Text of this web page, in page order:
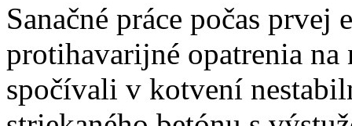
Sanačné práce počas
protihavarijné opatrenia
spočívali v kotvení